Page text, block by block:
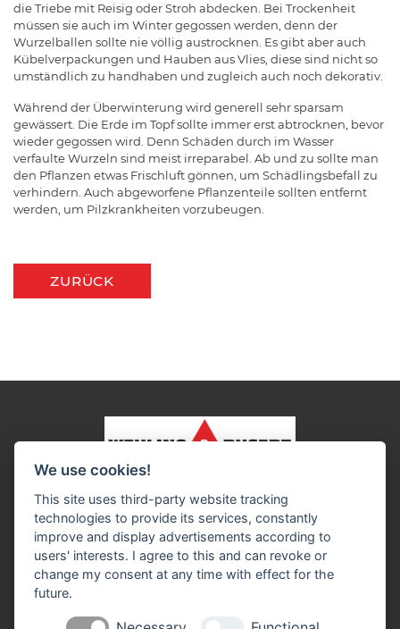
die Triebe mit Reisig oder Stroh abdecken. Bei Trockenheit
müssen sie auch im Winter gegossen werden, denn der
Wurzelballen sollte nie völlig austrocknen. Es gibt aber auch
Kübelverpackungen und Hauben aus Vlies, diese sind nicht so
umständlich zu handhaben und zugleich auch noch dekorativ.
Während der Überwinterung wird generell sehr sparsam
gewässert. Die Erde im Topf sollte immer erst abtrocknen, bevor
wieder gegossen wird. Denn Schäden durch im Wasser
verfaulte Wurzeln sind meist irreparabel. Ab und zu sollte man
den Pflanzen etwas Frischluft gönnen, um Schädlingsbefall zu
verhindern. Auch abgeworfene Pflanzenteile sollten entfernt
werden, um Pilzkrankheiten vorzubeugen.
ZURÜCK
Cookie-Einstellungen ändern
Wehling & Busert GmbH
Lerchenweg 28
We use cookies!
This site uses third-party website tracking
technologies to provide its services, constantly
improve and display advertisements according to
users' interests. I agree to this and can revoke or
change my consent at any time with effect for the
future.